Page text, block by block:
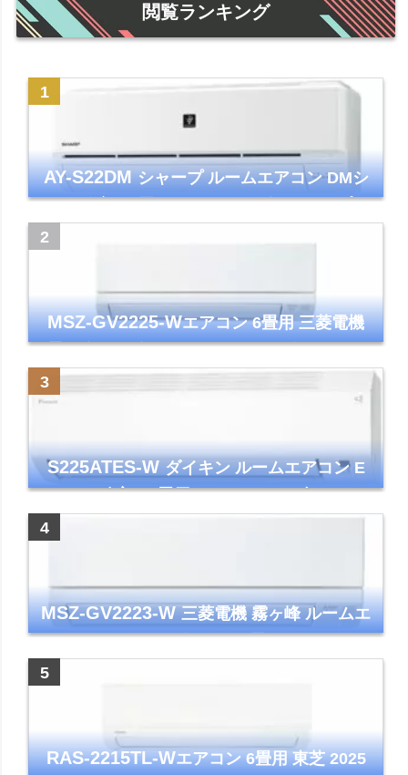
閲覧ランキング
AY-S22DMシャープ ルームエアコン DMシ
リーズ 主に6畳 ホワイト 2024年モデル プラ
MSZ-GV2225-Wエアコン 6畳用 三菱電機
霧ヶ峰 2025年モデル GVシリーズ ピュアホ
ワイト 清潔 除湿 単相100V
S225ATES-Wダイキン ルームエアコン E
シリーズ 主に6畳用 ホワイト 2025年モデル
MSZ-GV2223-W三菱電機 霧ヶ峰 ルームエ
アコン GVシリーズ おもに6畳用 ピュアホワ
RAS-2215TL-Wエアコン 6畳用 東芝 2025